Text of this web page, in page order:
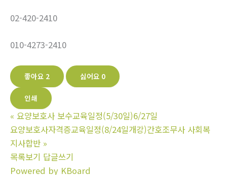
02-420-2410
010-4273-2410
좋아요 2 싫어요 0
인쇄
« 요양보호사 보수교육일정(5/30일)6/27일
요양보호사자격증교육일정(8/24일개강)간호조무사 사회복
지사합반 »
목록보기 답글쓰기
Powered by KBoard